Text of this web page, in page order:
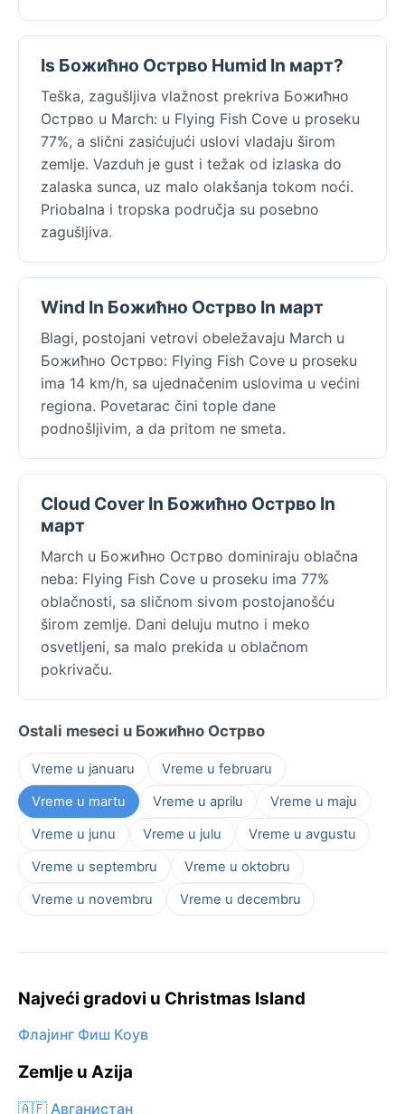
Is Божићно Острво Humid In март?
Teška, zagušljiva vlažnost prekriva Божићно
Острво u March: u Flying Fish Cove u proseku
77%, a slični zasićujući uslovi vladaju širom
zemlje. Vazduh je gust i težak od izlaska do
zalaska sunca, uz malo olakšanja tokom noći.
Priobalna i tropska područja su posebno
zagušljiva.
Wind In Божићно Острво In март
Blagi, postojani vetrovi obeležavaju March u
Божићно Острво: Flying Fish Cove u proseku
ima 14 km/h, sa ujednačenim uslovima u većini
regiona. Povetarac čini tople dane
podnošljivim, a da pritom ne smeta.
Cloud Cover In Божићно Острво In
март
March u Божићно Острво dominiraju oblačna
neba: Flying Fish Cove u proseku ima 77%
oblačnosti, sa sličnom sivom postojanošću
širom zemlje. Dani deluju mutno i meko
osvetljeni, sa malo prekida u oblačnom
pokrivaču.
Ostali meseci u Божићно Острво
Vreme u januaru
Vreme u februaru
Vreme u martu
Vreme u aprilu
Vreme u maju
Vreme u junu
Vreme u julu
Vreme u avgustu
Vreme u septembru
Vreme u oktobru
Vreme u novembru
Vreme u decembru
Najveći gradovi u Christmas Island
Флајинг Фиш Коув
Zemlje u Azija
🇦🇫 Авганистан